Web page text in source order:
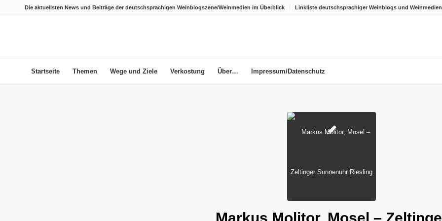
Die aktuellsten News und Beiträge der deutschsprachigen Weinblogszene/Weinmedien im Überblick Linkliste deutschsprachiger Weinblogs und Weinmedien
Startseite Themen Wege und Ziele Verkostung Über… Impressum/Datenschutz